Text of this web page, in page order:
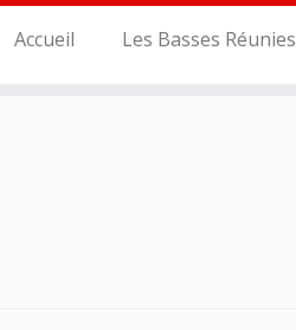
Accueil Les Basses Réunies